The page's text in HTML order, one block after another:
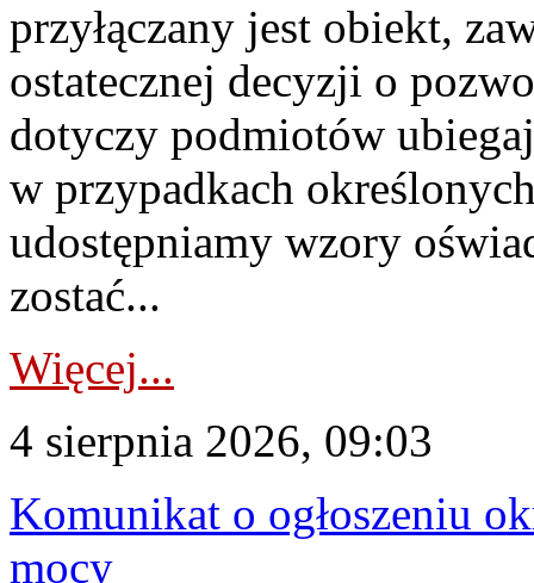
przyłączany jest obiekt,
ostatecznej decyzji o
dotyczy podmiotów
w przypadkach
udostępniamy wzory
zostać...
Więcej...
4 sierpnia 2026, 09:03
Komunikat o ogłoszeniu
mocy